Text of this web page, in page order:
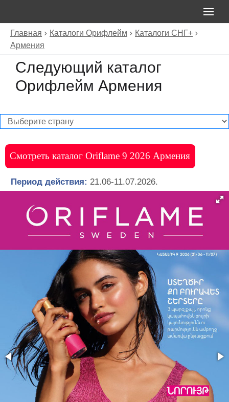
Главная Каталоги Орифлейм
Каталоги СНГ+
Армения
Следующий каталог
Орифлейм Армения
Смотреть каталог Oriflame 9 2026 Армения
Период действия: 21.06-11.07.2026.